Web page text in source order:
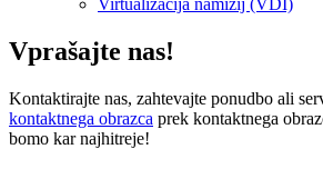
Virtualizacija namizij (VDI)
Vprašajte nas!
Kontaktirajte nas, zahtevajte ponudbo ali
kontaktnega obrazca prek kontaktnega
bomo kar najhitreje!